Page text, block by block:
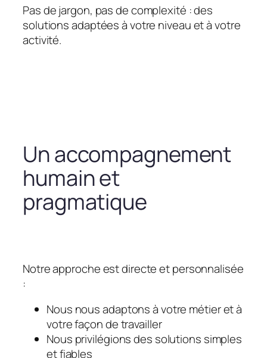
Pas de jargon, pas de complexité : des
solutions adaptées à votre niveau et à votre
activité.
Un accompagnement
humain et
pragmatique
Notre approche est directe et personnalisée
:
Nous nous adaptons à votre métier et à
votre façon de travailler
Nous privilégions des solutions simples
et fiables